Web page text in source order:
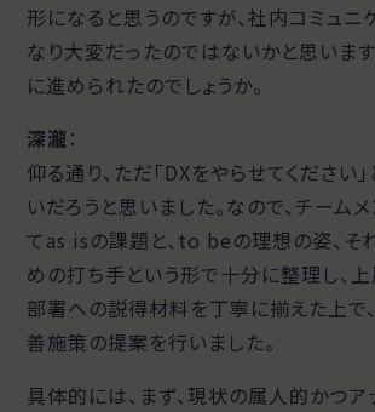
形になると思うのですが、社内コミュニ
なり大変だったのではないかと思います
に進められたのでしょうか。
深瀧：
仰る通り、ただ「DXをやらせてください
いだろうと思いました。なので、チーム
てas isの課題と、to beの理想の姿、そ
めの打ち手という形で十分に整理し、
部署への説得材料を丁寧に揃えた上で
善施策の提案を行いました。
具体的には、まず、現状の属人的かつ